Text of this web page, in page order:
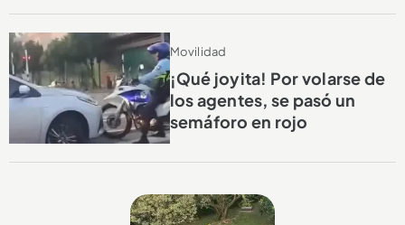
Movilidad
¡Qué joyita! Por volarse de
los agentes, se pasó un
semáforo en rojo